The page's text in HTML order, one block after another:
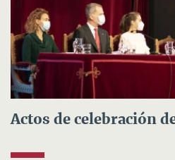
Actos de celebración